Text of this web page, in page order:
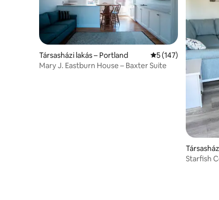
Társasházi lakás – Portland Átlagos értékelés:
5 (147)
Mary J. Eastburn House – Baxter Suite
Starfish